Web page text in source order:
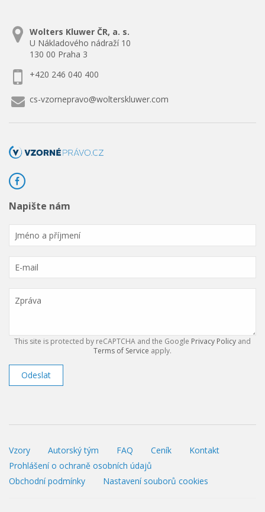
Wolters Kluwer ČR, a. s.
U Nákladového nádraží 10
130 00 Praha 3
+420 246 040 400
cs-vzornepravo@wolterskluwer.com
Napište nám
This site is protected by reCAPTCHA and the Google Privacy Policy and
Terms of Service apply.
Odeslat
Vzory Autorský tým FAQ Ceník
Kontakt
Prohlášení o ochraně osobních údajů
Obchodní podmínky
Nastavení souborů cookies